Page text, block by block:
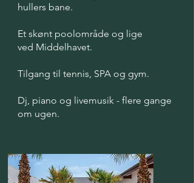
hullers bane.
Et skønt poolområde og lige
ved Middelhavet.
Tilgang til tennis, SPA og gym.
Dj, piano og livemusik - flere gange
om ugen.